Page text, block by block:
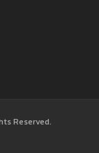
Reserved.